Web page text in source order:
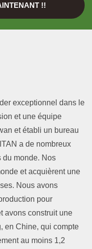
!!
exceptionnel dans le
et une équipe
et établi un bureau
a de nombreux
du monde. Nos
et acquièrent une
Nous avons
pour
avons construit une
en Chine, qui compte
au moins 1,2